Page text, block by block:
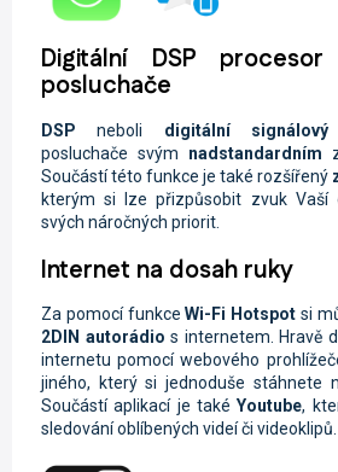
Digitální DSP
posluchače
DSP neboli digitální
posluchače svým nadstandardním
Součástí této funkce je také rozšířený
kterým si lze přizpůsobit zvuk Vaší
svých náročných priorit.
Internet na dosah ruky
Za pomocí funkceWi-Fi Hotspot si
2DIN autorádio s internetem. Hravě
internetu pomocí webového
jiného, který si jednoduše stáhnete
Součástí aplikací je takéYoutube,
sledování oblíbených videí či videoklipů.